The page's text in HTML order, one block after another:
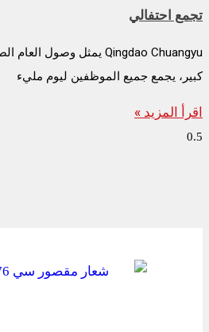
تجمع احتفالي
كبير، يجمع جميع الموظفين ليوم مليء
اقرأ المزيد »